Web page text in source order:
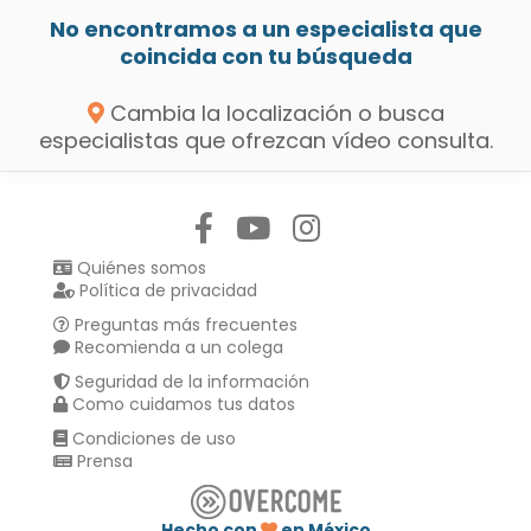
No encontramos a un especialista que
coincida con tu búsqueda
Cambia la localización o busca
especialistas que ofrezcan vídeo consulta.
Quiénes somos
Política de privacidad
Preguntas más frecuentes
Recomienda a un colega
Seguridad de la información
Como cuidamos tus datos
Condiciones de uso
Prensa